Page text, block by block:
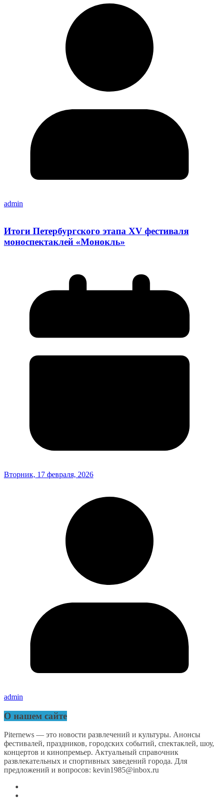
admin
Итоги Петербургского этапа XV фестиваля
моноспектаклей «Монокль»
Вторник, 17 февраля, 2026
admin
О нашем сайте
Piternews — это новости развлечений и культуры. Анонсы
фестивалей, праздников, городских событий, спектаклей, шоу,
концертов и кинопремьер. Актуальный справочник
развлекательных и спортивных заведений города. Для
предложений и вопросов: kevin1985@inbox.ru